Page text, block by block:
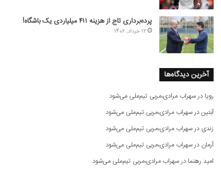
پرده‌برداری تاج از هزینه ۴۱۱ میلیاردی یک باشگاه!
12 خرداد, 1402
آخرین دیدگاه‌ها
رویا درسهراب مرادی،مربی تیم‌ملی می‌شود
آبتیندرسهراب مرادی،مربی تیم‌ملی می‌شود
زندی درسهراب مرادی،مربی تیم‌ملی می‌شود
آرمان درسهراب مرادی،مربی تیم‌ملی می‌شود
امید رهنما درسهراب مرادی،مربی تیم‌ملی می‌شود